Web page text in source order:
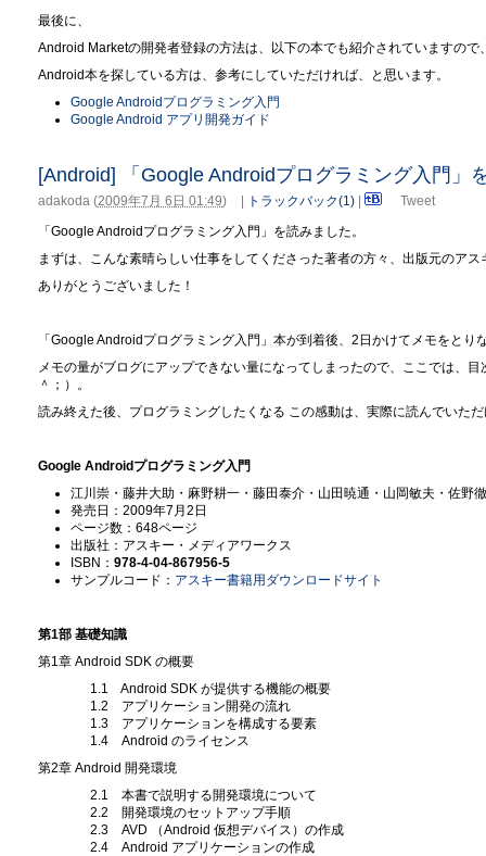
最後に、
Android Marketの開発者登録の方法は、以下の本でも紹介されていますので
Android本を探している方は、参考にしていただければ、と思います。
Google Androidプログラミング入門
Google Android アプリ開発ガイド
[Android] 「Google Androidプログラミング入門」
adakoda (2009年7月 6日 01:49) トラックバック(1)
Tweet
「Google Androidプログラミング入門」を読みました。
まずは、こんな素晴らしい仕事をしてくださった著者の方々、出版元のア
ありがとうございました！
「Google Androidプログラミング入門」本が到着後、2日かけてメモをとり
メモの量がブログにアップできない量になってしまったので、ここでは、
＾；）。
読み終えた後、プログラミングしたくなる この感動は、実際に読んでいた
Google Androidプログラミング入門
江川崇・藤井大助・麻野耕一・藤田泰介・山田暁通・山岡敏夫・佐野
発売日：2009年7月2日
ページ数：648ページ
出版社：アスキー・メディアワークス
ISBN： 978-4-04-867956-5
サンプルコード： アスキー書籍用ダウンロードサイト
第1部 基礎知識
第1章 Android SDK の概要
1.1 Android SDK が提供する機能の概要
1.2 アプリケーション開発の流れ
1.3 アプリケーションを構成する要素
1.4 Android のライセンス
第2章 Android 開発環境
2.1 本書で説明する開発環境について
2.2 開発環境のセットアップ手順
2.3 AVD （Android 仮想デバイス）の作成
2.4 Android アプリケーションの作成